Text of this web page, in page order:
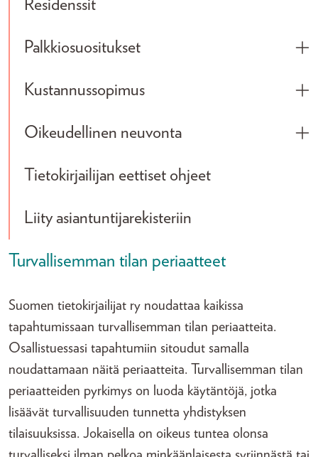
Residenssit
Palkkiosuositukset
Kustannussopimus
Oikeudellinen neuvonta
Tietokirjailijan eettiset ohjeet
Liity asiantuntijarekisteriin
Turvallisemman tilan periaatteet
Suomen tietokirjailijat ry noudattaa kaikissa
tapahtumissaan turvallisemman tilan periaatteita.
Osallistuessasi tapahtumiin sitoudut samalla
noudattamaan näitä periaatteita. Turvallisemman tilan
periaatteiden pyrkimys on luoda käytäntöjä, jotka
lisäävät turvallisuuden tunnetta yhdistyksen
tilaisuuksissa. Jokaisella on oikeus tuntea olonsa